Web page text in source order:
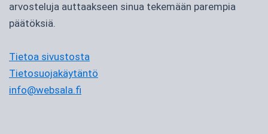
arvosteluja auttaakseen sinua tekemään parempia
päätöksiä.
Tietoa sivustosta
Tietosuojakäytäntö
info@websala.fi